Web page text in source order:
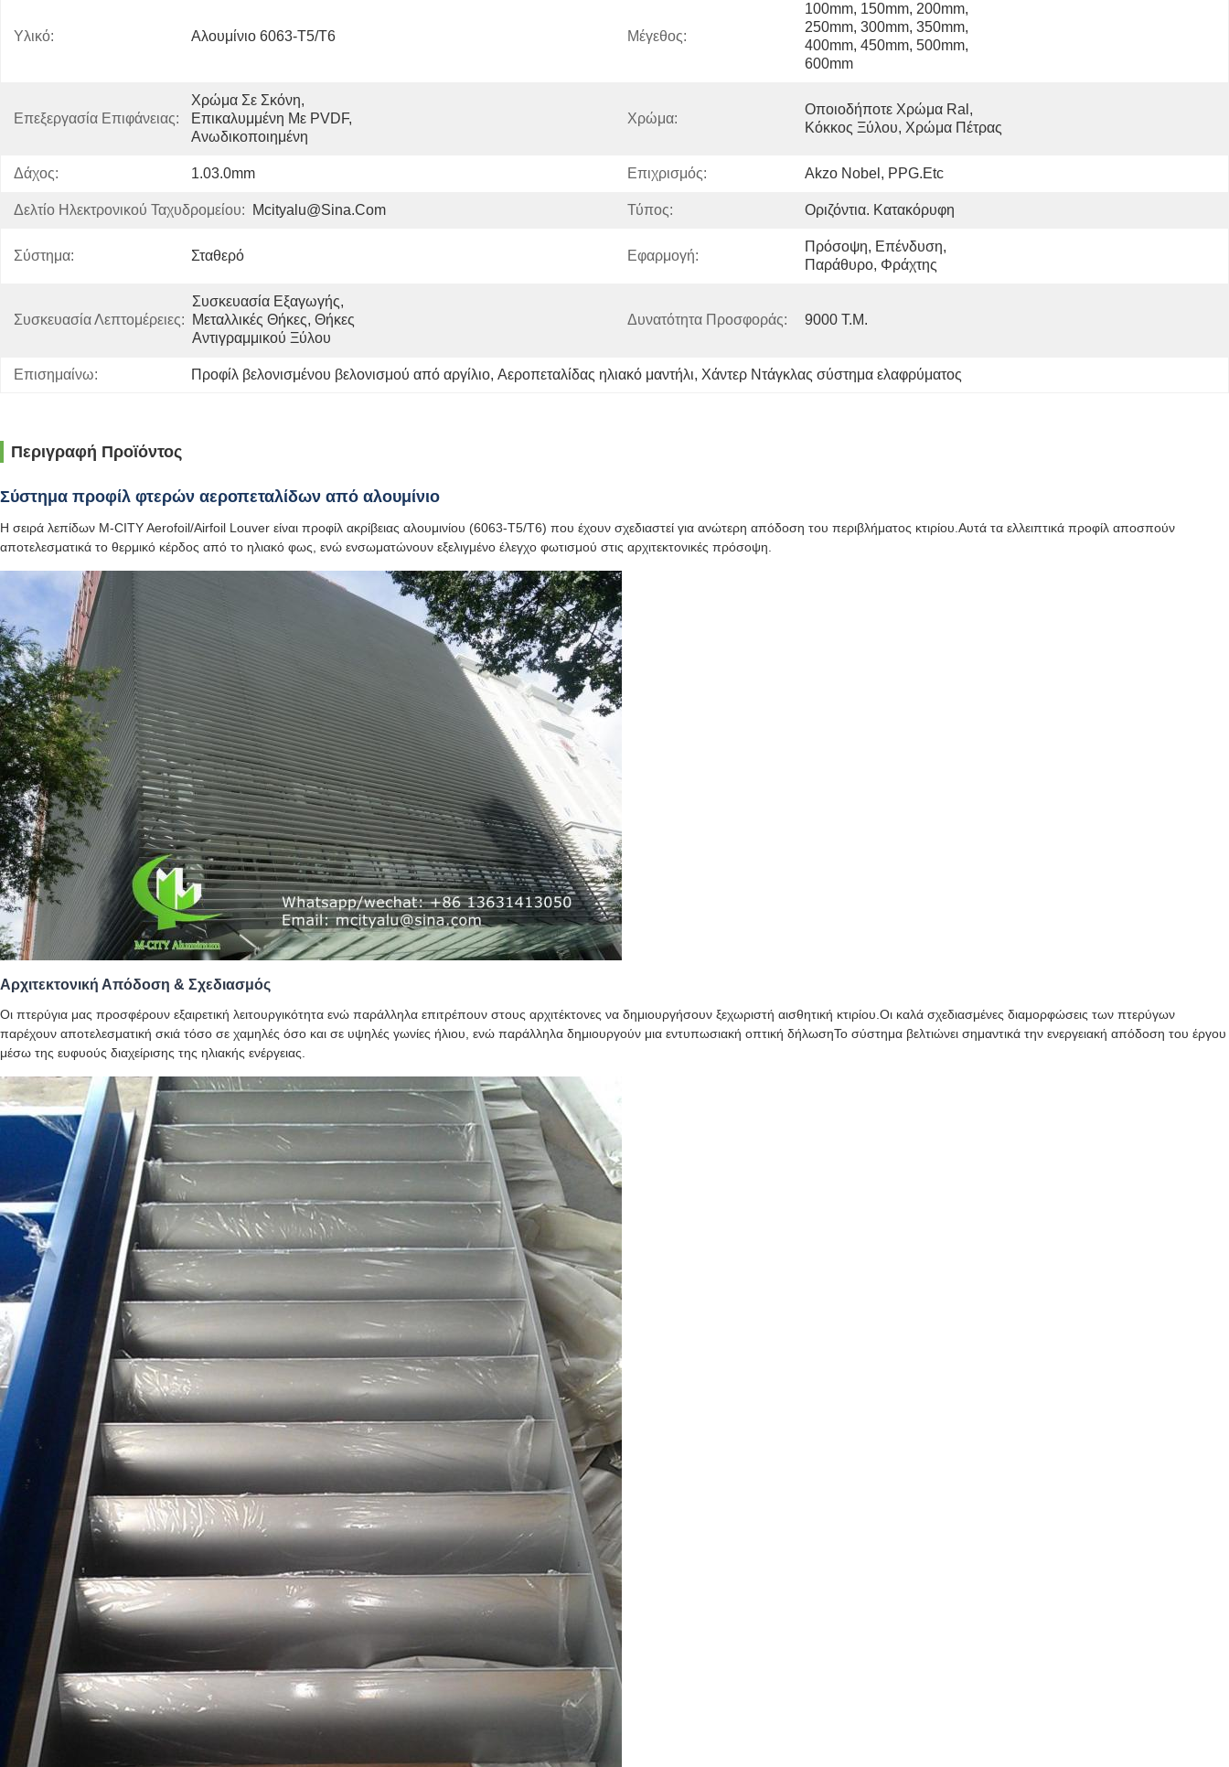
Υλικό: Αλουμίνιο 6063-T5/T6 Μέγεθος:
100mm, 150mm, 200mm,
250mm, 300mm, 350mm,
400mm, 450mm, 500mm,
600mm
Επεξεργασία Επιφάνειας:
Χρώμα Σε Σκόνη,
Επικαλυμμένη Με PVDF,
Ανωδικοποιημένη
Χρώμα:
Οποιοδήποτε Χρώμα Ral,
Κόκκος Ξύλου, Χρώμα Πέτρας
Δάχος: 1.03.0mm Επιχρισμός: Akzo Nobel, PPG.etc
Δελτίο Ηλεκτρονικού Ταχυδρομείου: Mcityalu@sina.com Τύπος: Οριζόντια. Κατακόρυφη
Σύστημα: Σταθερό Εφαρμογή:
Πρόσοψη, Επένδυση,
Παράθυρο, Φράχτης
Συσκευασία Λεπτομέρειες:
Συσκευασία Εξαγωγής,
Μεταλλικές Θήκες, Θήκες
Αντιγραμμικού Ξύλου
Δυνατότητα Προσφοράς: 9000 Τ.μ.
Επισημαίνω: Προφίλ βελονισμένου βελονισμού από αργίλιο, Αεροπεταλίδας ηλιακό μαντήλι, Χάντερ Ντάγκλας σύστημα ελαφρύματος
Περιγραφή Προϊόντος
Σύστημα προφίλ φτερών αεροπεταλίδων από αλουμίνιο
Η σειρά λεπίδων M-CITY Aerofoil/Airfoil Louver είναι προφίλ ακρίβειας αλουμινίου (6063-T5/T6) που έχουν σχεδιαστεί για ανώτερη απόδοση του περιβλήματος κτιρίου.Αυτά τα ελλειπτικά προφίλ αποσπούν
αποτελεσματικά το θερμικό κέρδος από το ηλιακό φως, ενώ ενσωματώνουν εξελιγμένο έλεγχο φωτισμού στις αρχιτεκτονικές πρόσοψη.
Αρχιτεκτονική Απόδοση & Σχεδιασμός
Οι πτερύγια μας προσφέρουν εξαιρετική λειτουργικότητα ενώ παράλληλα επιτρέπουν στους αρχιτέκτονες να δημιουργήσουν ξεχωριστή αισθητική κτιρίου.Οι καλά σχεδιασμένες διαμορφώσεις των πτερύγων
παρέχουν αποτελεσματική σκιά τόσο σε χαμηλές όσο και σε υψηλές γωνίες ήλιου, ενώ παράλληλα δημιουργούν μια εντυπωσιακή οπτική δήλωσηΤο σύστημα βελτιώνει σημαντικά την ενεργειακή απόδοση του έργου
μέσω της ευφυούς διαχείρισης της ηλιακής ενέργειας.